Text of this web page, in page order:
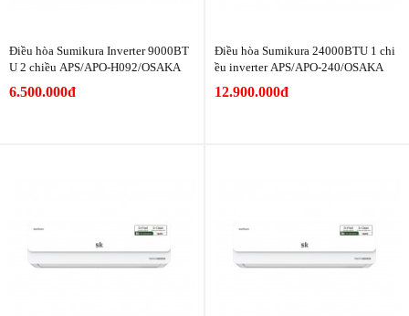
Điều hòa Sumikura Inverter 9000BT
U 2 chiều APS/APO-H092/OSAKA
6.500.000đ
Điều hòa Sumikura 24000BTU 1 chi
ều inverter APS/APO-240/OSAKA
12.900.000đ